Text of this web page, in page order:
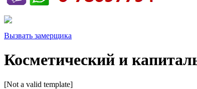
Вызвать замерщика
Косметический и
[Not a valid template]